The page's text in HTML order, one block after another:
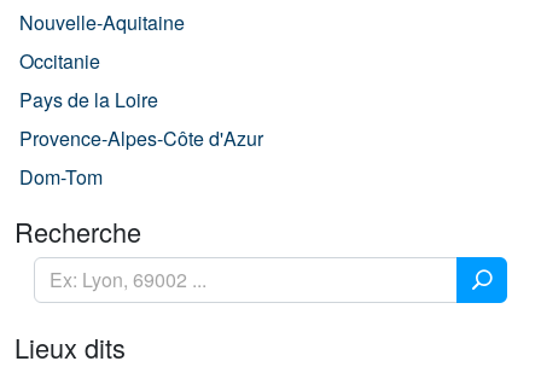
Nouvelle-Aquitaine
Occitanie
Pays de la Loire
Provence-Alpes-Côte d'Azur
Dom-Tom
Recherche
Lieux dits